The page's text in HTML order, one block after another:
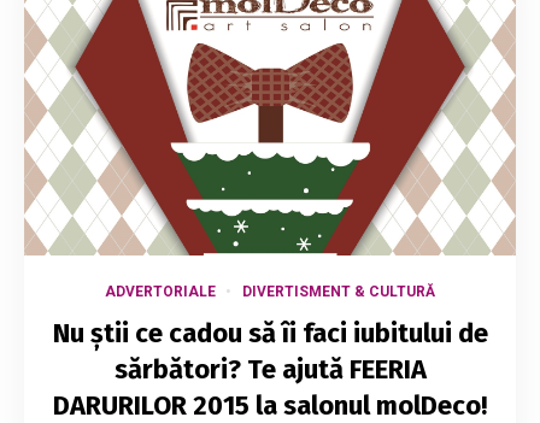
ADVERTORIALE DIVERTISMENT & CULTURĂ
Nu știi ce cadou să îi faci iubitului de
sărbători? Te ajută FEERIA
DARURILOR 2015 la salonul molDeco!